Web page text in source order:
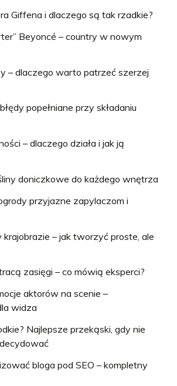
Giffena i dlaczego są tak rzadkie?
Beyoncé – country w nowym
– dlaczego warto patrzeć szerzej
popełniane przy składaniu
– dlaczego działa i jak ją
doniczkowe do każdego wnętrza
przyjazne zapylaczom i
krajobrazie – jak tworzyć proste, ale
zasięgi – co mówią eksperci?
aktorów na scenie –
widza
Najlepsze przekąski, gdy nie
bloga pod SEO – kompletny